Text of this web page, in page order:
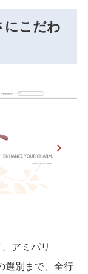
にこだわ
アミパリ
選別まで、全行